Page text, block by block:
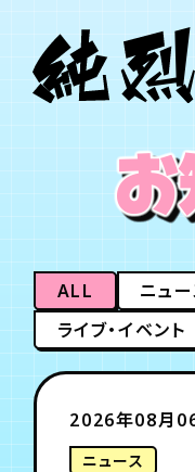
お知らせ
紹介
グッズ
年会
会員登
チケット
FC TICKET
月会員制ファ
お
ALL ニュ
ライブ・イベント
2026年08月
ニュース